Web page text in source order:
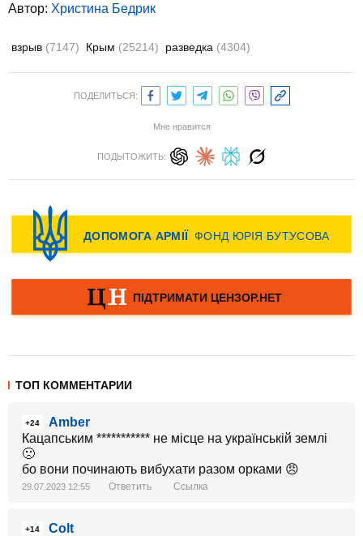
Автор: Христина Бедрик
взрыв (7147) Крым (25214) разведка (4304)
ПОДЕЛИТЬСЯ:
Мне нравится
ПОДЫТОЖИТЬ:
ТОП КОММЕНТАРИИ
+24
Amber
Кацапським *********** не місце на українській землі
🙁
бо вони починають вибухати разом орками 😠
29.07.2023 12:55 Ответить Ссылка
+14
Colt